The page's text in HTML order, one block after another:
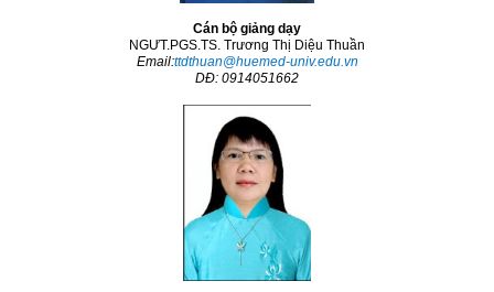
Cán bộ giảng dạy
NGƯT.PGS.TS. Trương Thị Diệu Thuần
Email:ttdthuan@huemed-univ.edu.vn
DĐ: 0914051662